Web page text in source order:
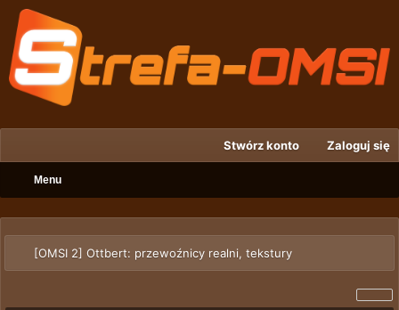
Stwórz konto Zaloguj się
Menu
[OMSI 2] Ottbert: przewoźnicy realni, tekstury